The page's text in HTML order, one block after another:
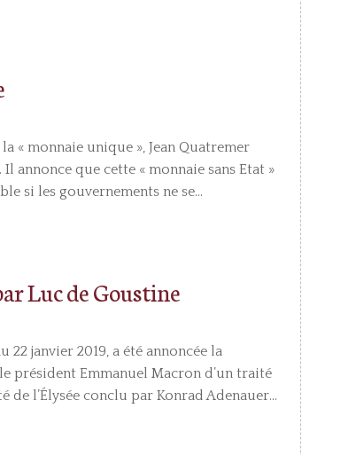
« monnaie unique », Jean Quatremer
annonce que cette « monnaie sans Etat »
si les gouvernements ne se...
Luc de Goustine
janvier 2019, a été annoncée la
président Emmanuel Macron d’un traité
l’Élysée conclu par Konrad Adenauer...